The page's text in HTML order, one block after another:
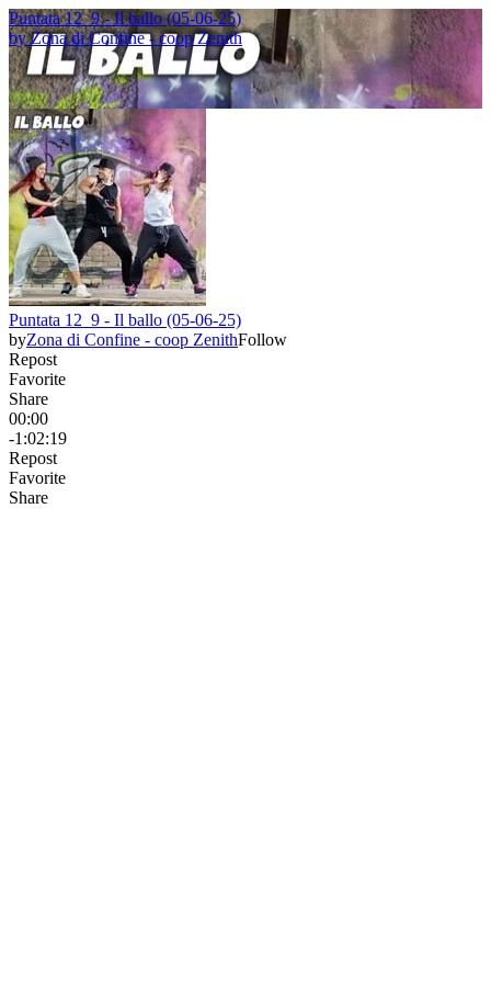
Puntata 12_9 - Il ballo (05-06-25)
byZona di Confine - coop Zenith
Puntata 12_9 - Il ballo (05-06-25)
byZona di Confine - coop ZenithFollow
Repost
Favorite
Share
00:00
-1:02:19
Repost
Favorite
Share